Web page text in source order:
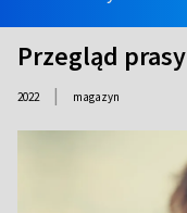
Przegląd prasy
2022 | magazyn